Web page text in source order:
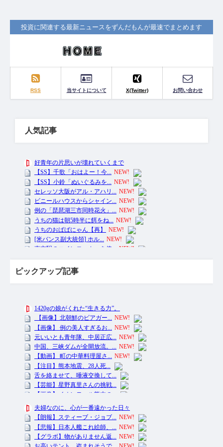
投資に関連する最新ニュースをずんだもんが最速でまとめます
RSS 当サイトについて X(Twitter) お問い合わせ
人気記事
ピックアップ記事